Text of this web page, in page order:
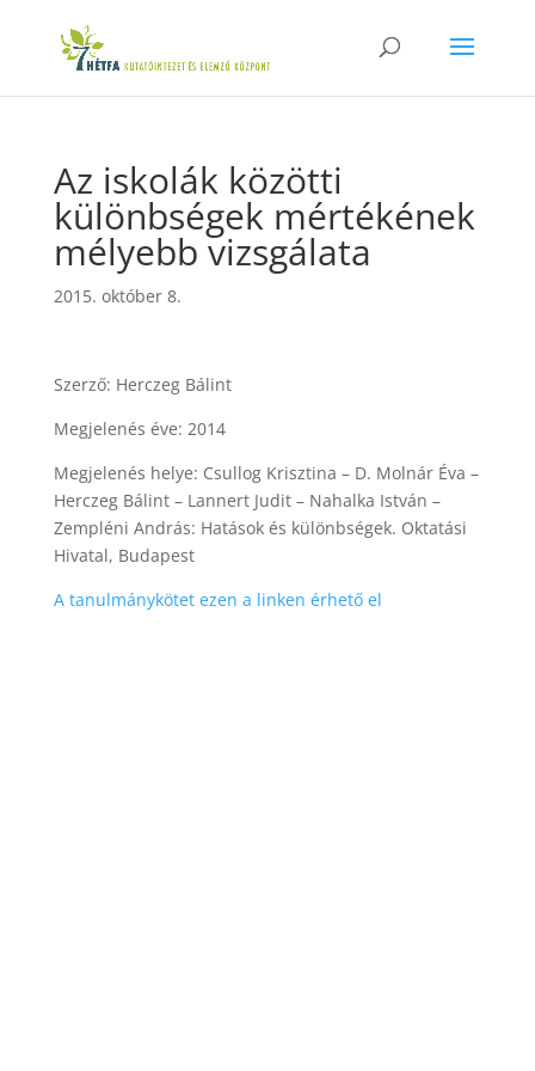
Az iskolák közötti
különbségek mértékének
mélyebb vizsgálata
2015. október 8.
Szerző: Herczeg Bálint
Megjelenés éve: 2014
Megjelenés helye: Csullog Krisztina – D. Molnár Éva –
Herczeg Bálint – Lannert Judit – Nahalka István –
Zempléni András: Hatások és különbségek. Oktatási
Hivatal, Budapest
A tanulmánykötet ezen a linken érhető el